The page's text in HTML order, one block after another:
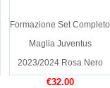
Formazione Set Completo
Maglia Juventus
2023/2024 Rosa Nero
€32.00